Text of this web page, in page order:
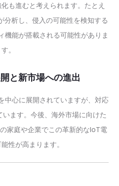
も進むと考えられます。たとえ
分析し、侵入の可能性を検知する
機能が搭載される可能性がありま
す。
と新市場への進出
中心に展開されていますが、対応
ます。今後、海外市場に向けた
家庭や企業でこの革新的なIoT電
性が高まります。